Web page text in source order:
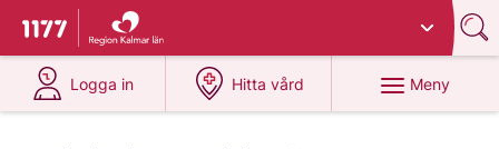
Till startsidan för 1177
Du har valt region
Logga in
på 1177.se
Hitta vård
på 1177.se
Meny